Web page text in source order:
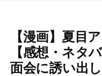
【漫画】夏目
【感想・ネタ
面会に誘い出